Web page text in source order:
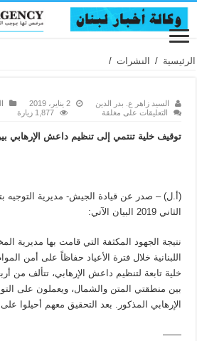
الرئيسية / النشرات /
السيد زاهر ع. بدر الدين 2 يناير، 2019
التعليقات على مغلقة 1,877 زيارة
توقيف خلية تنتمي إلى تنظيم داعش الإرهابي
الثاني 2019 البيان الآتي:
نتيجة الجهود المكثفة التي قامت بها مديرية
اللبنانية خلال فترة الأعياد حفاظاً على أمن
خلية تابعة لتنظيم داعش الإرهابي، تتألف من
بين منطقتي المتن والشمال، ويعملون على
الإرهابي المذكور. بعد التحقيق معهم أحيلوا
——